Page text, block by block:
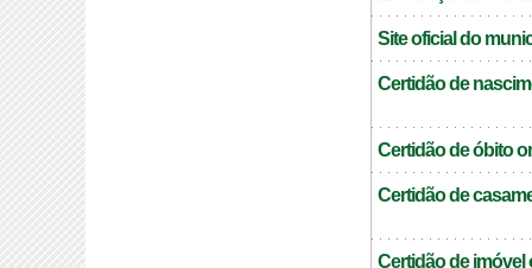
Site oficial do
Certidão de
Certidão de óbito
Certidão de
Certidão de imóvel